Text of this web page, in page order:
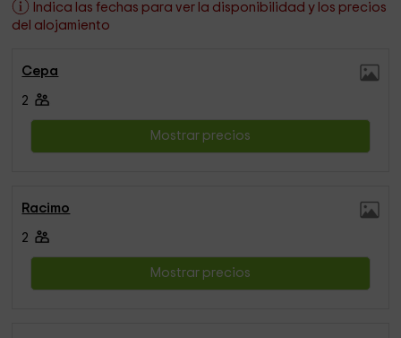
Indica las fechas para ver la disponibilidad y los precios
del alojamiento
Cepa
2
Mostrar precios
Racimo
2
Mostrar precios